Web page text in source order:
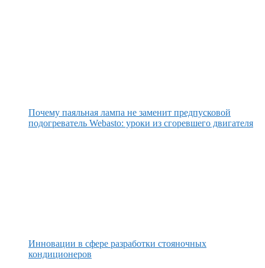
Почему паяльная лампа не заменит предпусковой
подогреватель Webasto: уроки из сгоревшего двигателя
Инновации в сфере разработки стояночных
кондиционеров